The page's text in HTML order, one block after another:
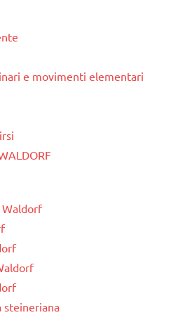
e movimenti elementari
steineriana